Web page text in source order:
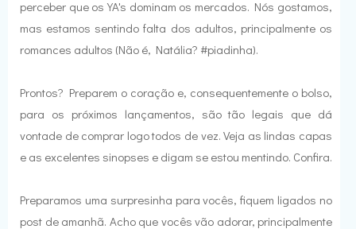
perceber que os YA's dominam os mercados. Nós gostamos,
mas estamos sentindo falta dos adultos, principalmente os
romances adultos (Não é, Natália? #piadinha).
Prontos? Preparem o coração e, consequentemente o bolso,
para os próximos lançamentos, são tão legais que dá
vontade de comprar logo todos de vez. Veja as lindas capas
e as excelentes sinopses e digam se estou mentindo. Confira.
Preparamos uma surpresinha para vocês, fiquem ligados no
post de amanhã. Acho que vocês vão adorar, principalmente